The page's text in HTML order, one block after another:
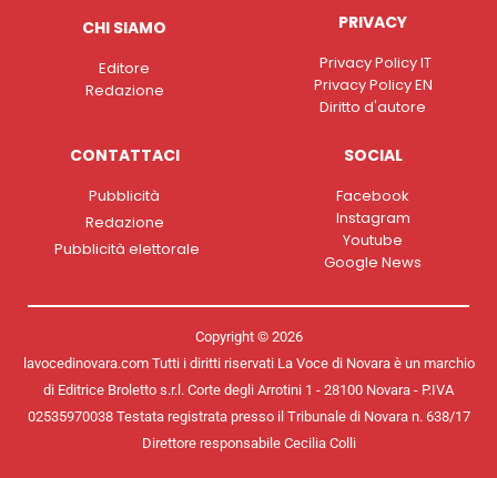
CHI SIAMO
Editore
Redazione
PRIVACY
Privacy Policy IT
Privacy Policy EN
Diritto d'autore
CONTATTACI
Pubblicità
Redazione
Pubblicità elettorale
SOCIAL
Facebook
Instagram
Youtube
Google News
Copyright © 2026
lavocedinovara.com Tutti i diritti riservati La Voce di Novara è un marchio
di Editrice Broletto s.r.l. Corte degli Arrotini 1 - 28100 Novara - P.IVA
02535970038 Testata registrata presso il Tribunale di Novara n. 638/17
Direttore responsabile Cecilia Colli